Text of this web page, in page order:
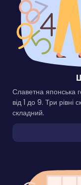
Славетна японська
від 1 до 9. Три рівні
складний.